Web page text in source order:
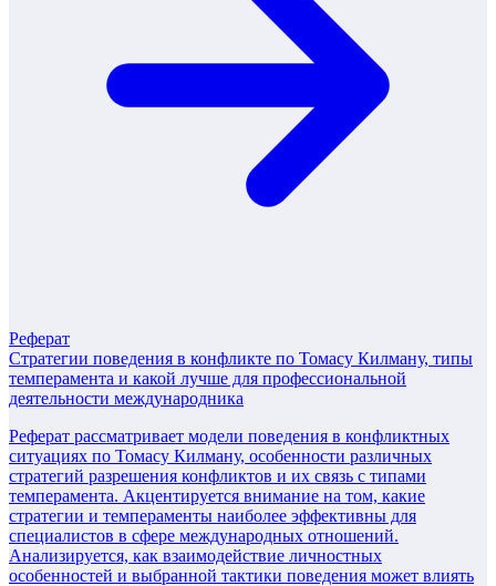
Реферат
Стратегии поведения в конфликте по Томасу Килману, типы
темперамента и какой лучше для профессиональной
деятельности международника
Реферат рассматривает модели поведения в конфликтных
ситуациях по Томасу Килману, особенности различных
стратегий разрешения конфликтов и их связь с типами
темперамента. Акцентируется внимание на том, какие
стратегии и темпераменты наиболее эффективны для
специалистов в сфере международных отношений.
Анализируется, как взаимодействие личностных
особенностей и выбранной тактики поведения может влиять